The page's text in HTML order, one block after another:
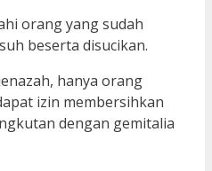
orang yang sudah
beserta disucikan.
hanya orang
izin membersihkan
dengan gemitalia